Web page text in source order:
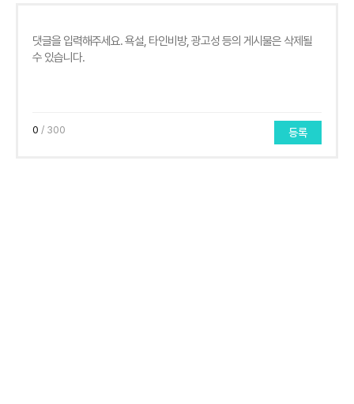
0 / 300 등록